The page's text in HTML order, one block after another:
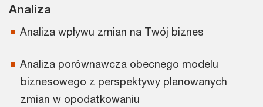
Analiza
Analiza wpływu zmian na Twój biznes
Analiza porównawcza obecnego modelu
biznesowego z perspektywy planowanych
zmian w opodatkowaniu